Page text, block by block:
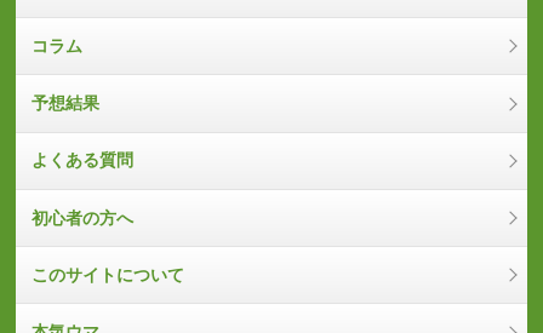
コラム
予想結果
よくある質問
初心者の方へ
このサイトについて